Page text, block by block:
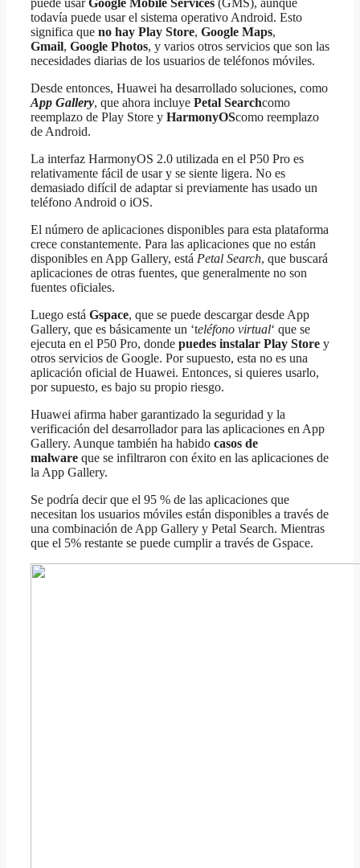
todavía puede usar el sistema operativo Android. Esto
significa que no hay Play Store, Google Maps,
Gmail, Google Photos, y varios otros servicios que son las
necesidades diarias de los usuarios de teléfonos móviles.
Desde entonces, Huawei ha desarrollado soluciones, como
App Gallery, que ahora incluye Petal Searchcomo
reemplazo de Play Store y HarmonyOScomo reemplazo
de Android.
La interfaz HarmonyOS 2.0 utilizada en el P50 Pro es
relativamente fácil de usar y se siente ligera. No es
demasiado difícil de adaptar si previamente has usado un
teléfono Android o iOS.
El número de aplicaciones disponibles para esta plataforma
crece constantemente. Para las aplicaciones que no están
disponibles en App Gallery, está Petal Search, que buscará
aplicaciones de otras fuentes, que generalmente no son
fuentes oficiales.
Luego está Gspace, que se puede descargar desde App
Gallery, que es básicamente un ‘teléfono virtual‘ que se
ejecuta en el P50 Pro, donde puedes instalar Play Store y
otros servicios de Google. Por supuesto, esta no es una
aplicación oficial de Huawei. Entonces, si quieres usarlo,
por supuesto, es bajo su propio riesgo.
Huawei afirma haber garantizado la seguridad y la
verificación del desarrollador para las aplicaciones en App
Gallery. Aunque también ha habido casos de
malware que se infiltraron con éxito en las aplicaciones de
la App Gallery.
Se podría decir que el 95 % de las aplicaciones que
necesitan los usuarios móviles están disponibles a través de
una combinación de App Gallery y Petal Search. Mientras
que el 5% restante se puede cumplir a través de Gspace.